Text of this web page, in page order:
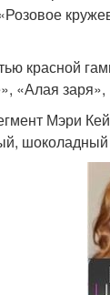
красной
«Алая
Мэри
шоколадный